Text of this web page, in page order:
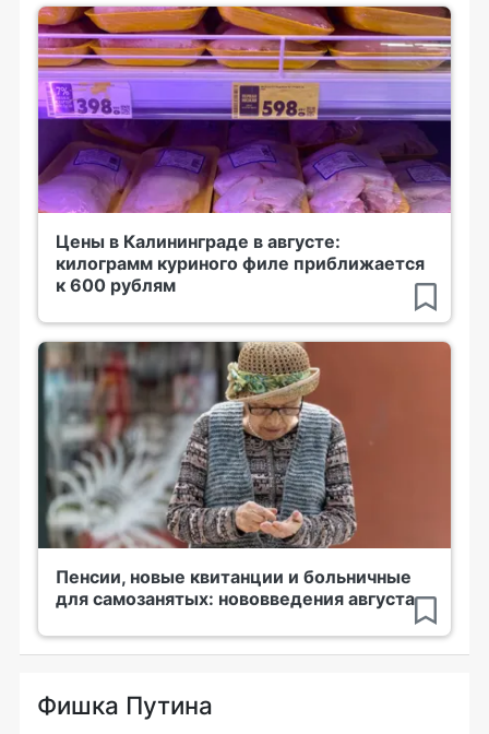
Цены в Калининграде в августе:
килограмм куриного филе приближается
к 600 рублям
Пенсии, новые квитанции и больничные
для самозанятых: нововведения августа
Фишка Путина